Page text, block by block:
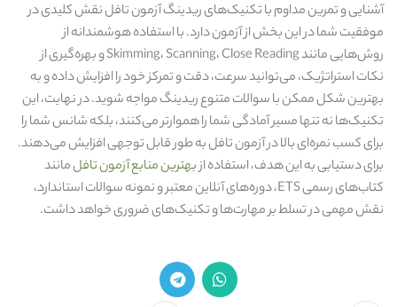
آشنایی و تمرین مداوم با تکنیک‌های ریدینگ آزمون تافل نقش کلیدی در
موفقیت شما در این بخش از آزمون دارد. با استفاده هوشمندانه از
روش‌هایی مانند Skimming، Scanning، Close Reading و بهره‌گیری از
نکات استراتژیک، می‌توانید سرعت، دقت و تمرکز خود را افزایش داده و به
بهترین شکل ممکن با سوالات متنوع ریدینگ مواجه شوید. در نهایت، این
تکنیک‌ها نه‌ تنها مسیر آمادگی شما را هموارتر می‌کنند، بلکه شانس شما را
برای کسب نمره‌ای بالا در آزمون تافل به‌ طور قابل‌ توجهی افزایش می‌دهند.
برای دستیابی به این هدف، استفاده ازبهترین منابع آزمون تافلمانند
کتاب‌های رسمی ETS، دوره‌های آنلاین معتبر و نمونه سوالات استاندارد،
نقش مهمی در تسلط بر مهارت‌ها و تکنیک‌های ضروری خواهد داشت.